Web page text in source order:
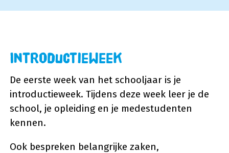
Introductieweek
De eerste week van het schooljaar is je
introductieweek. Tijdens deze week leer je de
school, je opleiding en je medestudenten
kennen.
Ook bespreken belangrijke zaken,